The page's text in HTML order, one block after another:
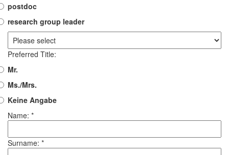
postdoc
research group leader
Preferred Title:
Mr.
Ms./Mrs.
Keine Angabe
Name: *
Surname: *